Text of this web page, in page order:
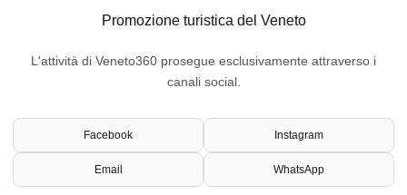
Promozione turistica del Veneto
L'attività di Veneto360 prosegue esclusivamente attraverso i
canali social.
Facebook Instagram
Email WhatsApp